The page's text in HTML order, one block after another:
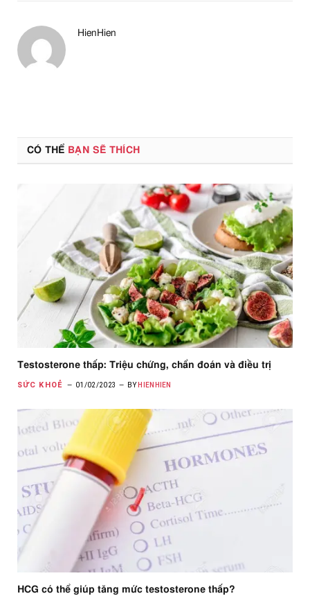
HienHien
CÓ THỂ BẠN SẼ THÍCH
Testosterone thấp: Triệu chứng, chẩn đoán và điều trị
SỨC KHOẺ 01/02/2023 BY HIENHIEN
HCG có thể giúp tăng mức testosterone thấp?